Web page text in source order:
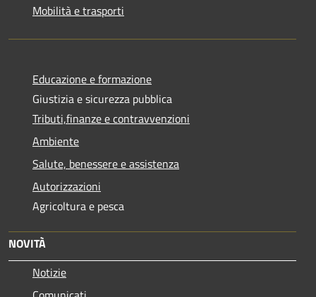
Mobilità e trasporti
Educazione e formazione
Giustizia e sicurezza pubblica
Tributi,finanze e contravvenzioni
Ambiente
Salute, benessere e assistenza
Autorizzazioni
Agricoltura e pesca
NOVITÀ
Notizie